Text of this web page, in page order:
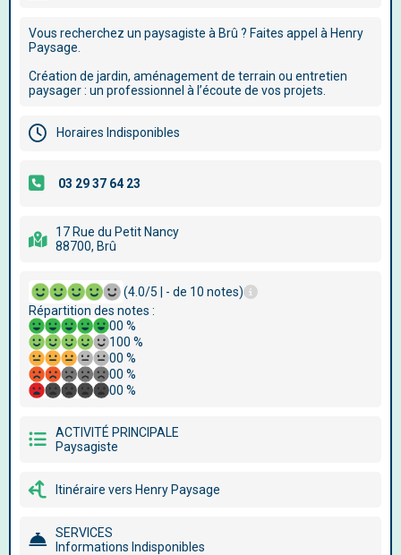
Vous recherchez un paysagiste à Brû ? Faites appel à Henry
Paysage.
Création de jardin, aménagement de terrain ou entretien
paysager : un professionnel à l’écoute de vos projets.
Horaires Indisponibles
17 Rue du Petit Nancy
88700, Brû
(4.0/5 | - de 10 notes)
Répartition des notes :
00 %
100 %
00 %
00 %
00 %
ACTIVITÉ PRINCIPALE
Paysagiste
Itinéraire vers Henry Paysage
SERVICES
Informations Indisponibles